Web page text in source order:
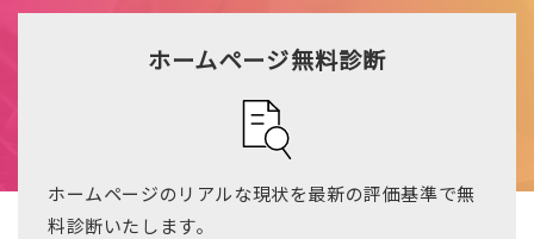
ホームページ無料診断
ホームページのリアルな現状を最新の評価基準で無
料診断いたします。